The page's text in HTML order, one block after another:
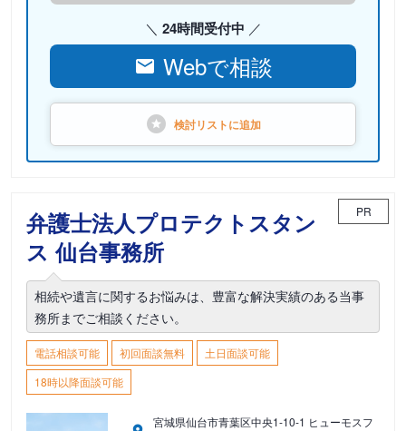
24時間受付中
Webで相談
検討リストに追加
弁護士法人プロテクトスタン
ス 仙台事務所
PR
相続や遺言に関するお悩みは、豊富な解決実績のある当事
務所までご相談ください。
電話相談可能 初回面談無料
土日面談可能
18時以降面談可能
宮城県仙台市青葉区中央1-10-1 ヒューモスフ